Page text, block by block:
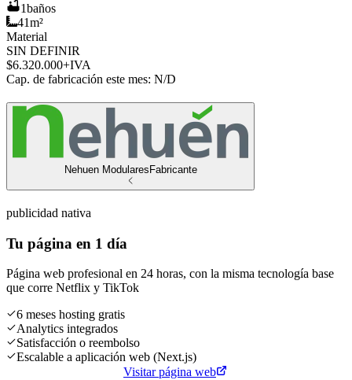
1baños
41m²
Material
SIN DEFINIR
$6.320.000+IVA
Cap. de fabricación este mes: N/D
Nehuen ModularesFabricante
publicidad nativa
Tu página en 1 día
Página web profesional en 24 horas, con la misma tecnología base
que corre Netflix y TikTok
6 meses hosting gratis
Analytics integrados
Satisfacción o reembolso
Escalable a aplicación web (Next.js)
Visitar página web